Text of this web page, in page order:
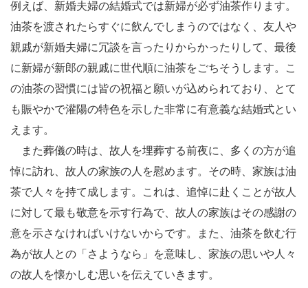
例えば、新婚夫婦の結婚式では新婦が必ず油茶作ります。
油茶を渡されたらすぐに飲んでしまうのではなく、友人や
親戚が新婚夫婦に冗談を言ったりからかったりして、最後
に新婦が新郎の親戚に世代順に油茶をごちそうします。こ
の油茶の習慣には皆の祝福と願いが込められており、とて
も賑やかで灌陽の特色を示した非常に有意義な結婚式とい
えます。
また葬儀の時は、故人を埋葬する前夜に、多くの方が追
悼に訪れ、故人の家族の人を慰めます。その時、家族は油
茶で人々を持て成します。これは、追悼に赴くことが故人
に対して最も敬意を示す行為で、故人の家族はその感謝の
意を示さなければいけないからです。また、油茶を飲む行
為が故人との「さようなら」を意味し、家族の思いや人々
の故人を懐かしむ思いを伝えていきます。